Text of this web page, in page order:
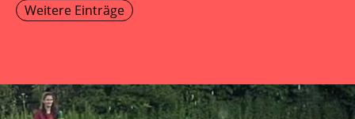
Weitere Einträge